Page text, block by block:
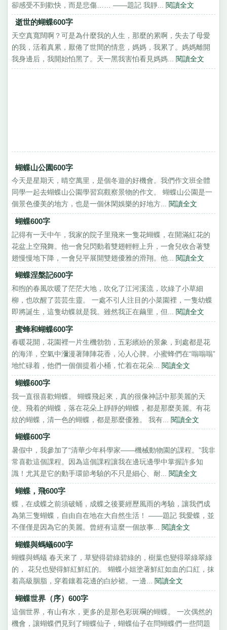
卻感受不到歡快，而是悲傷…… ——題記 我靜... 閱讀全文
逝世的蝴蝶600字
天空真寬闊啊？可是為什麼我的人生，那麼的累啊，失去了母愛
的我，活着真累，厭倦了世間的情意，媽媽，我累了。媽媽離開
我身邊后，我開始怕黑了。天一黑我害怕看見媽媽... 閱讀全文
蝴蝶山公園600字
今天是星期天，晴空萬里，是個冬遊的好機會。我們作文班全體
同學一起去蝴蝶山公園學習寫觀察景物的作文。 蝴蝶山公園是一
個景色優美的地方，也是一個休閑娛樂的好地方... 閱讀全文
蝴蝶600字
記得有一天中午，我家的院子里飛來一隻花蝴蝶，在開滿紅花的
花盆上空飛舞。他一會兒閃動着雙翅輕輕上升，一會兒收合著雙
翅慢慢地下降，一會兒平展開雙翅優雅的滑翔。他... 閱讀全文
蝴蝶涅槃記600字
和煦的春風吹暖了茫茫大地，吹化了江河溪流，吹綠了小草細
柳，也吹醒了芸芸生靈。 一處不引人注目的小菜園裡，一隻幼蝶
即將誕生，這隻幼蝶就是我。雖然我正在繭里，但... 閱讀全文
蜜蜂和蝴蝶600字
春暖花開，花園裡一片生機勃勃，五彩繽紛的景象，到處都是花
的海洋，空氣中瀰漫著陣陣花香，沁人心脾。小蜜蜂們在“嗡嗡嗡”
地忙碌着，他們一個個提着小桶，忙着在花朵... 閱讀全文
蝴蝶600字
我一直很喜歡蝴蝶。 蝴蝶飛起來，真的很像神話中那美麗的天
使。飛着的蝴蝶，落在花朵上靜靜的蝴蝶，都是那麼美麗。有花
紋的蝴蝶，清一色的蝴蝶，都是那麼優雅。 我有... 閱讀全文
蝴蝶600字
暑假中，我參加了“清華少年科學家——機械動物園的課程。”我非
常喜歡這個課程。因為這個課程讓我在邊玩邊學中掌握許多知
識！尤其是它的動手環節考驗的不只是細心、耐... 閱讀全文
蝴蝶，飛600字
蝶，在成蝶之前須破蛹，成蝶之後要經歷風雨的考驗，讓我們成
為第三隻蝴蝶，自由自在地在大自然生活！ ——題記 我愛蝶，並
不僅僅是因為它的美麗。曾經有這麼一個故事... 閱讀全文
蝴蝶與螞蟻600字
蝴蝶與螞蟻 春天來了，草變得碧綠碧綠的，樹葉也變得翠綠翠綠
的， 花兒也變得鮮紅鮮紅的。 蝴蝶小姐塗著鮮紅如血的口紅，抹
着高級胭脂，穿着鑲着花邊的白紗裙。一邊... 閱讀全文
蝴蝶世界（序）600字
這個世界，有山有水，更多的是那色彩斑斕的蝴蝶。 一次偶然的
機會，讓蝴蝶們見到了蝴蝶仙子，蝴蝶仙子在問蝴蝶們一些問題